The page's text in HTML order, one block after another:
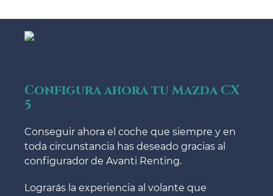
Configura ahora tu Mazda CX
5
Conseguir ahora el coche que siempre y en
toda circunstancia has deseado gracias al
configurador de Avanti Renting.
Lograrás la experiencia al volante que